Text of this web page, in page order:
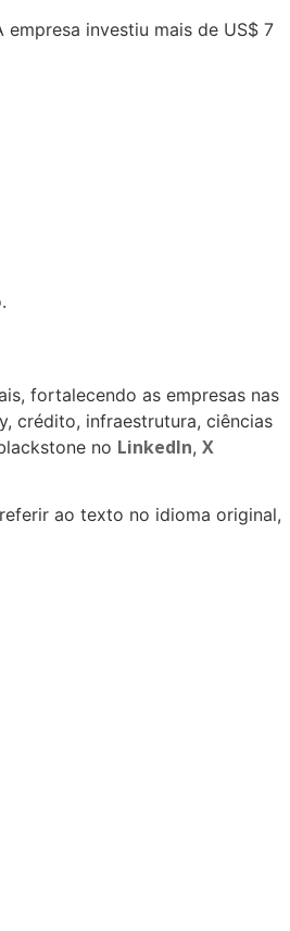
investiu mais de US$ 7
fortalecendo as empresas nas
crédito, infraestrutura, ciências
no LinkedIn, X
ao texto no idioma original,